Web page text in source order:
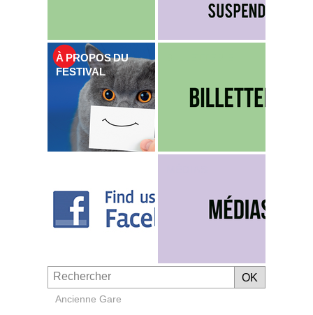
À PROPOS DU
FESTIVAL
Ancienne Gare